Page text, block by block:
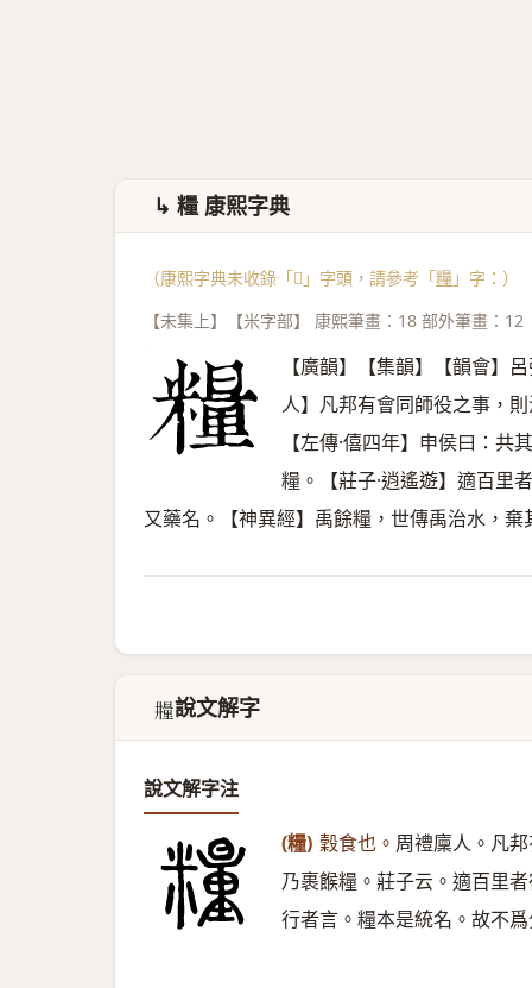
↳ 糧 康熙字典
（康熙字典未收錄「𣊼」字頭，請參考「糧 」字：）
【未集上】【米字部】 康熙筆畫：18 部外筆畫：12
【廣韻】【集韻】【韻會】
人】凡邦有會同師役之事，
【左傳·僖四年】申侯曰：
糧。【莊子·逍遙遊】適百里
又藥名。【神異經】禹餘糧，世傳禹治水，
𣊼說文解字
說文解字注
(糧) 穀食也。 周禮廩人。凡
乃裹餱糧。莊子云。適百里
行者言。糧本是統名。故不